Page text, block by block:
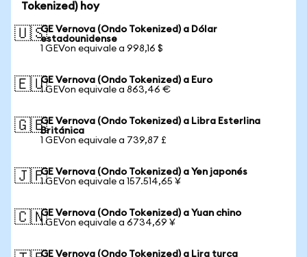
Tokenized) hoy
🇺🇸GE Vernova (Ondo Tokenized) a Dólar
estadounidense
1 GEVon equivale a 998,16 $
🇪🇺GE Vernova (Ondo Tokenized) a Euro
1 GEVon equivale a 863,46 €
🇬🇧GE Vernova (Ondo Tokenized) a Libra Esterlina
Británica
1 GEVon equivale a 739,87 £
🇯🇵GE Vernova (Ondo Tokenized) a Yen japonés
1 GEVon equivale a 157.514,65 ¥
🇨🇳GE Vernova (Ondo Tokenized) a Yuan chino
1 GEVon equivale a 6734,69 ¥
GE Vernova (Ondo Tokenized) a Lira turca